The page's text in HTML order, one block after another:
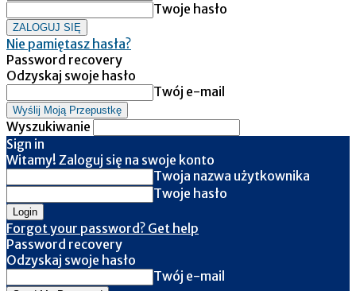
Twoje hasło
Nie pamiętasz hasła?
Password recovery
Odzyskaj swoje hasło
Twój e-mail
Wyszukiwanie
Sign in
Witamy! Zaloguj się na swoje konto
Twoja nazwa użytkownika
Twoje hasło
Forgot your password? Get help
Password recovery
Odzyskaj swoje hasło
Twój e-mail